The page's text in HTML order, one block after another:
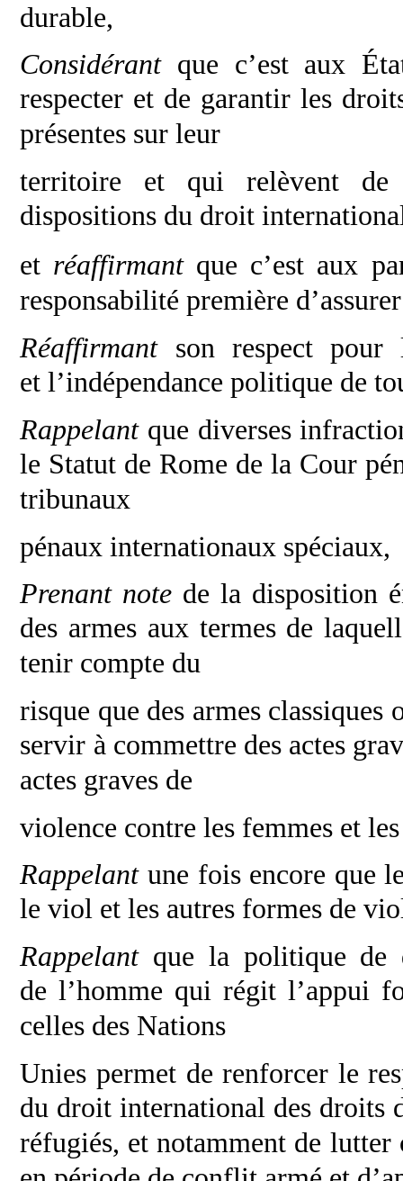
durable,
Considérant que c’est aux
respecter et de garantir les
présentes sur leur
territoire et qui relèvent de
dispositions du droit
et réaffirmant que c’est aux
responsabilité première
Réaffirmant son respect pour
etl’indépendance politique de
Rappelant que diverses
le Statut de Rome de la Cour
tribunaux
pénaux internationaux spéciaux,
Prenant note de la disposition
des armes aux termes de
tenir compte du
risque que des armes classiques
servir à commettre des actes
actes graves de
violence contre les femmes et
Rappelantune fois encore que
le viol et les autres formes de
Rappelant que la politique de
del’homme qui régit l’appui
celles des Nations
Unies permet de renforcer le
du droit international des droits
réfugiés, etnotamment de lutter